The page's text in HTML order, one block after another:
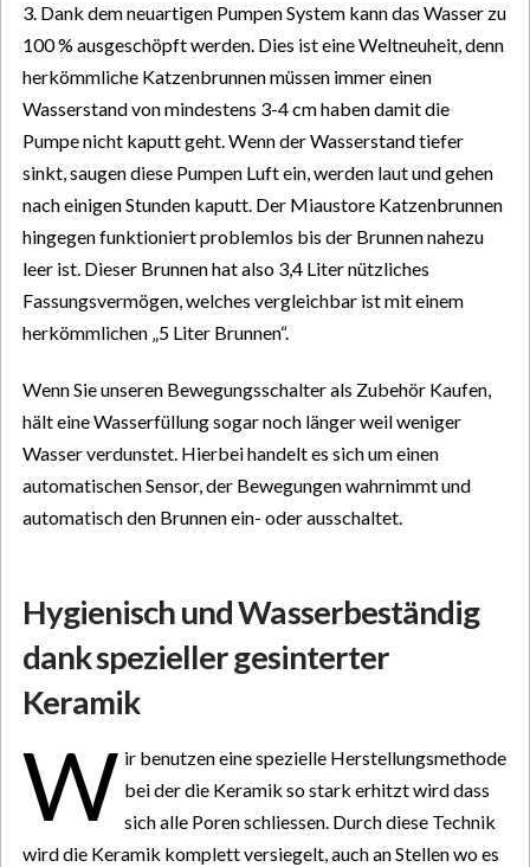
3. Dank dem neuartigen Pumpen System kann das Wasser zu
100 % ausgeschöpft werden. Dies ist eine Weltneuheit, denn
herkömmliche Katzenbrunnen müssen immer einen
Wasserstand von mindestens 3-4 cm haben damit die
Pumpe nicht kaputt geht. Wenn der Wasserstand tiefer
sinkt, saugen diese Pumpen Luft ein, werden laut und gehen
nach einigen Stunden kaputt. Der Miaustore Katzenbrunnen
hingegen funktioniert problemlos bis der Brunnen nahezu
leer ist. Dieser Brunnen hat also 3,4 Liter nützliches
Fassungsvermögen, welches vergleichbar ist mit einem
herkömmlichen „5 Liter Brunnen“.
Wenn Sie unseren Bewegungsschalter als Zubehör Kaufen,
hält eine Wasserfüllung sogar noch länger weil weniger
Wasser verdunstet. Hierbei handelt es sich um einen
automatischen Sensor, der Bewegungen wahrnimmt und
automatisch den Brunnen ein- oder ausschaltet.
Hygienisch und Wasserbeständig
dank spezieller gesinterter
Keramik
W ir benutzen eine spezielle Herstellungsmethode
bei der die Keramik so stark erhitzt wird dass
sich alle Poren schliessen. Durch diese Technik
wird die Keramik komplett versiegelt, auch an Stellen wo es